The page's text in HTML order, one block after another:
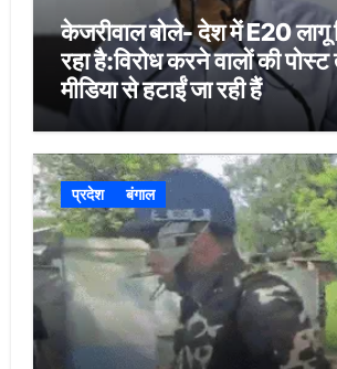
केजरीवाल बोले- देश में E20 लागू
रहा है:विरोध करने वालों की
मीडिया से हटाईं जा रही हैं
प्रदेश बंगाल